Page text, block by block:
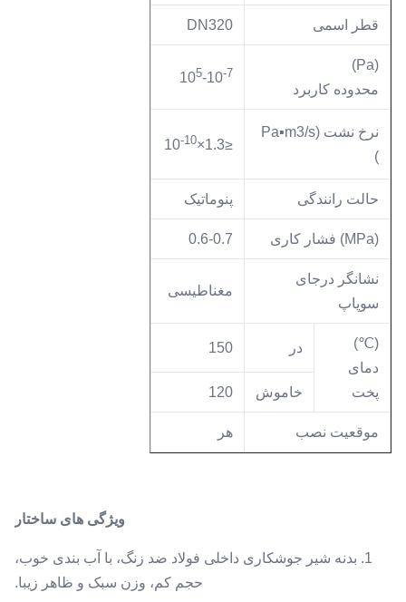
قطر اسمی DN320
(Pa)
محدوده کاربرد
105-10-7
نرخ نشت (Pa▪m3/s
)
≤1.3×10
-10
حالت رانندگی پنوماتیک
(MPa) فشار کاری 0.6-0.7
نشانگر درجای
سوپاپ
مغناطیسی
(℃)
دمای
پخت
در 150
خاموش 120
موقعیت نصب هر
ویژگی های ساختار
1. بدنه شیر جوشکاری داخلی فولاد ضد زنگ، با آب بندی خوب،
حجم کم، وزن سبک و ظاهر زیبا.